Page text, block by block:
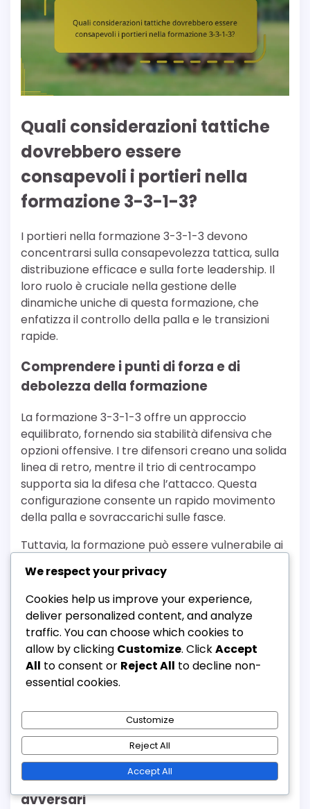
Quali considerazioni tattiche
dovrebbero essere
consapevoli i portieri nella
formazione 3-3-1-3?
I portieri nella formazione 3-3-1-3 devono
concentrarsi sulla consapevolezza tattica, sulla
distribuzione efficace e sulla forte leadership. Il
loro ruolo è cruciale nella gestione delle
dinamiche uniche di questa formazione, che
enfatizza il controllo della palla e le transizioni
rapide.
Comprendere i punti di forza e di
debolezza della formazione
La formazione 3-3-1-3 offre un approccio
equilibrato, fornendo sia stabilità difensiva che
opzioni offensive. I tre difensori creano una solida
linea di retro, mentre il trio di centrocampo
supporta sia la difesa che l’attacco. Questa
configurazione consente un rapido movimento
della palla e sovraccarichi sulle fasce.
Tuttavia, la formazione può essere vulnerabile ai
non riesce a tornare rapidamente. I portieri
devono essere consapevoli di queste lacune e
posizionarsi per coprire potenziali minacce. Una
comunicazione efficace con i difensori è
essenziale per mitigare queste debolezze.
Punti di forza:Struttura difensiva solida,
transizioni rapide e ampiezza in attacco.
Punti di debolezza:Vulnerabilità ai
contropiedi e dipendenza dal supporto del
Adattarsi alle formazioni degli
avversari
We respect your privacy
Cookies help us improve your experience,
deliver personalized content, and analyze
traffic. You can choose which cookies to
allow by clicking Customize. ClickAccept
All to consent or Reject All to decline non-
essential cookies.
Customize
Reject All
Accept All